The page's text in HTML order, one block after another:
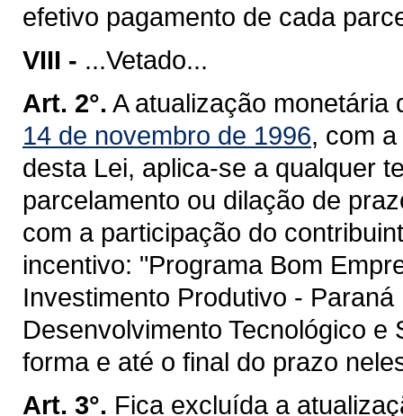
efetivo pagamento de cada
VIII - ...Vetado...
Art. 2°. A atualização
14 de novembro de 1996, com
desta Lei, aplica-se a qualquer
parcelamento ou dilação de
com a participação do
incentivo: "Programa Bom
Investimento Produtivo -
Desenvolvimento Tecnológico
forma e até o final do prazo
Art. 3°. Fica excluída a